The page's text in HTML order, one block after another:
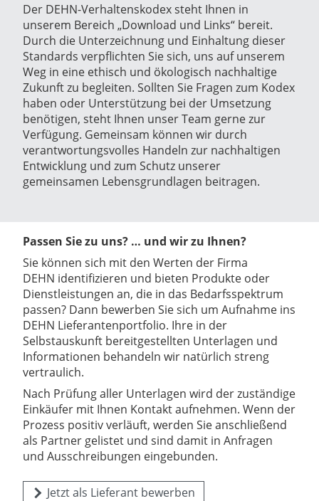
Der DEHN-Verhaltenskodex steht Ihnen in
unserem Bereich „Download und Links“ bereit.
Durch die Unterzeichnung und Einhaltung dieser
Standards verpflichten Sie sich, uns auf unserem
Weg in eine ethisch und ökologisch nachhaltige
Zukunft zu begleiten. Sollten Sie Fragen zum Kodex
haben oder Unterstützung bei der Umsetzung
benötigen, steht Ihnen unser Team gerne zur
Verfügung. Gemeinsam können wir durch
verantwortungsvolles Handeln zur nachhaltigen
Entwicklung und zum Schutz unserer
gemeinsamen Lebensgrundlagen beitragen.
Passen Sie zu uns? … und wir zu Ihnen?
Sie können sich mit den Werten der Firma
DEHN identifizieren und bieten Produkte oder
Dienstleistungen an, die in das Bedarfsspektrum
passen? Dann bewerben Sie sich um Aufnahme ins
DEHN Lieferantenportfolio. Ihre in der
Selbstauskunft bereitgestellten Unterlagen und
Informationen behandeln wir natürlich streng
vertraulich.
Nach Prüfung aller Unterlagen wird der zuständige
Einkäufer mit Ihnen Kontakt aufnehmen. Wenn der
Prozess positiv verläuft, werden Sie anschließend
als Partner gelistet und sind damit in Anfragen
und Ausschreibungen eingebunden.
Jetzt als Lieferant bewerben